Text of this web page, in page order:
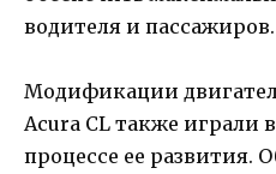
водителя и пассажиров.
Модификации
Acura CL также играли
процессе ее развития.